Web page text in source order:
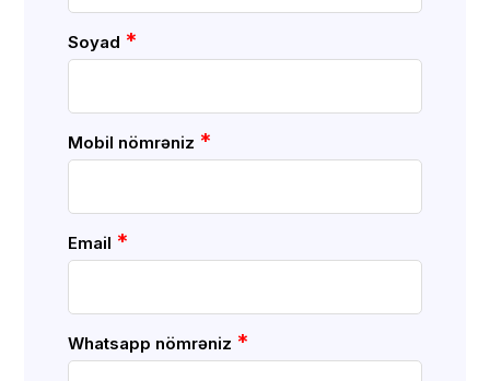
Soyad *
Mobil nömrəniz *
Email *
Whatsapp nömrəniz *